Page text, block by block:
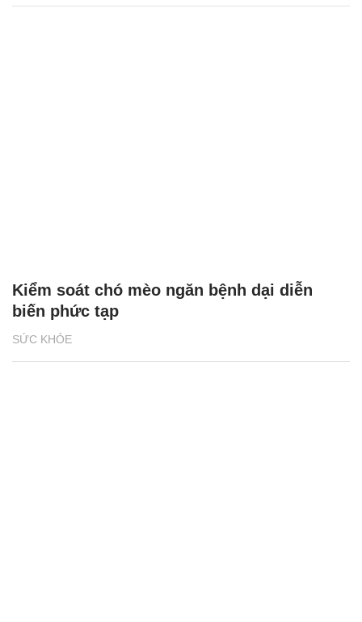
SỨC KHỎE
Kiểm soát chó mèo ngăn bệnh dại diễn
biến phức tạp